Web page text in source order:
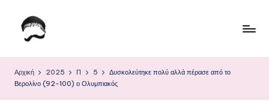
Μετάβαση
ο
Κ
Αρχική 2025 Π 5
Δυσκολεύτηκε πολύ αλλά πέρασε από το
Βερολίνο (92-100) ο Ολυμπιακός